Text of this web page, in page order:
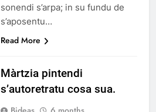
sonendi s’arpa; in su fundu de
s’aposentu…
Read More
Màrtzia pintendi
s’autoretratu cosa sua.